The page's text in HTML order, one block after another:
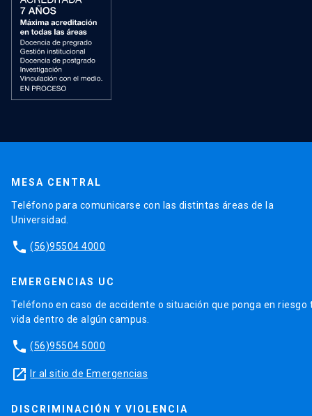
MESA CENTRAL
Teléfono para comunicarse con las distintas áreas de la
Universidad.
phone (56)95504 4000
EMERGENCIAS UC
Teléfono en caso de accidente o situación que ponga en riesgo
vida dentro de algún campus.
phone (56)95504 5000
launch Ir al sitio de Emergencias
DISCRIMINACIÓN Y VIOLENCIA